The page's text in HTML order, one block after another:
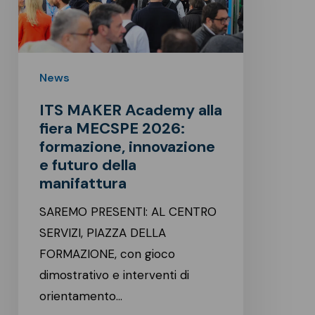
fiera
MECSPE
2026:
formazione,
futuro
della
manifattura
News
ITS MAKER Academy alla
fiera MECSPE 2026:
formazione, innovazione
e futuro della
manifattura
SAREMO PRESENTI: AL CENTRO
SERVIZI, PIAZZA DELLA
FORMAZIONE, con gioco
dimostrativo e interventi di
orientamento…